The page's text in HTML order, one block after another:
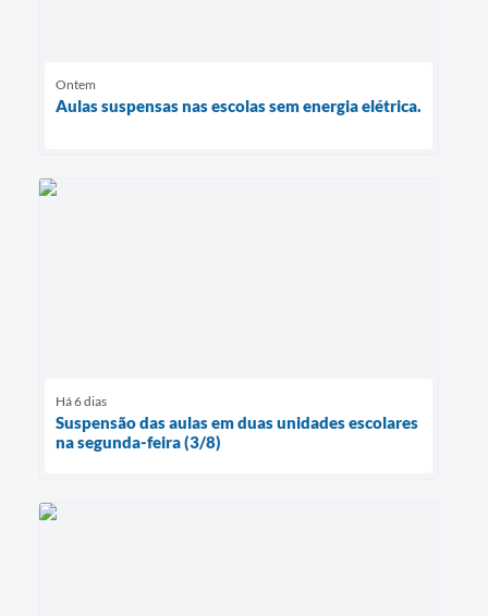
Ontem
Aulas suspensas nas escolas sem energia elétrica.
Há 6 dias
Suspensão das aulas em duas unidades escolares
na segunda-feira (3/8)